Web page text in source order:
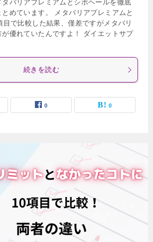
タバリアプレミアムとシボヘールを徹底
めています。 メタバリアプレミアムと
目で比較した結果、僅差ですがメタバリ
優れていたんですよ！ ダイエットサプ
続きを読む
0 0